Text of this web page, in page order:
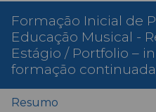
Formação Inicial de
Educação Musical -
Estágio / Portfolio –
formação continuada
Resumo